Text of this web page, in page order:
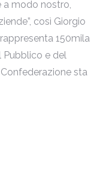
a modo nostro,
così Giorgio
150mila
Pubblico e del
sta